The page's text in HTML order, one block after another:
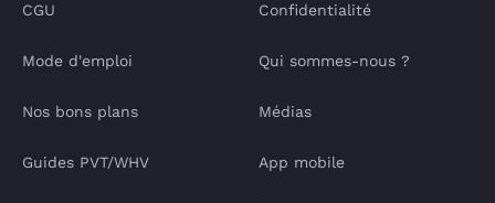
CGU
Mode d'emploi
Nos bons plans
Guides PVT/WHV
Confidentialité
Qui sommes-nous ?
Médias
App mobile